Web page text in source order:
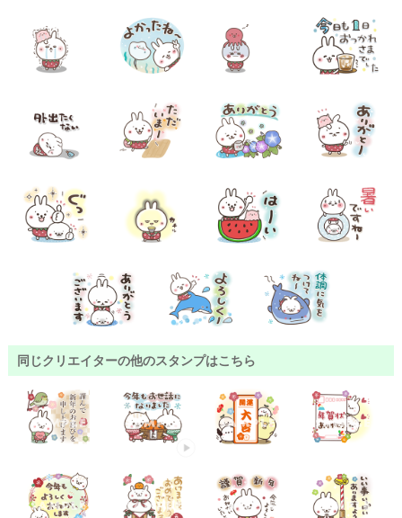
同じクリエイターの他のスタンプはこちら